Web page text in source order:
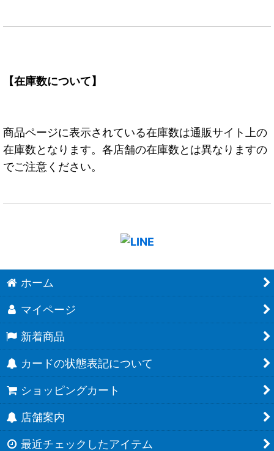
【在庫数について】
商品ページに表示されている在庫数は通販サイト上の
在庫数となります。各店舗の在庫数とは異なりますの
でご注意ください。
ホーム
マイページ
新着商品
カードの状態表記について
ショッピングカート
店舗案内
最近チェックしたアイテム